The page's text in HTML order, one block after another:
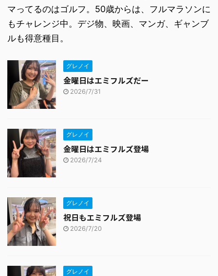
マってるのはゴルフ。50歳からは、フルマラソンに
もチャレンジ中。デジ物、映画、マンガ、ギャンブ
ルも得意種目。
グレノイ
金曜日はエミフルズだー
2026/7/31
グレノイ
金曜日はエミフルズ登場
2026/7/24
グレノイ
祝日もエミフルズ登場
2026/7/20
グレノイ